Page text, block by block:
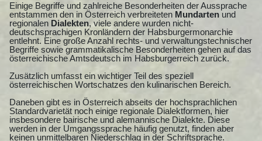
Einige Begriffe und zahlreiche Besonderheiten der Aussprache
entstammen den in Österreich verbreiteten Mundarten und
regionalen Dialekten, viele andere wurden nicht-
deutschsprachigen Kronländern der Habsburgermonarchie
entlehnt. Eine große Anzahl rechts- und verwaltungstechnischer
Begriffe sowie grammatikalische Besonderheiten gehen auf das
österreichische Amtsdeutsch im Habsburgerreich zurück.
Zusätzlich umfasst ein wichtiger Teil des speziell
österreichischen Wortschatzes den kulinarischen Bereich.
Daneben gibt es in Österreich abseits der hochsprachlichen
Standardvarietät noch einige regionale Dialektformen, hier
insbesondere bairische und alemannische Dialekte. Diese
werden in der Umgangssprache häufig genutzt, finden aber
keinen unmittelbaren Niederschlag in der Schriftsprache.